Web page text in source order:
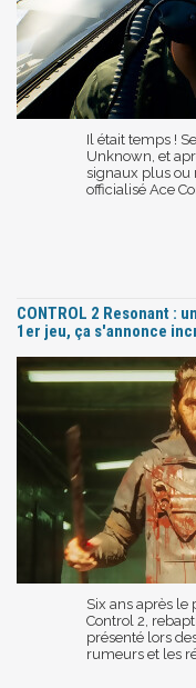
Il était temps !
Unknown, et
signaux plus ou
officialisé Ace
CONTROL 2 Resonant :
1er jeu, ça s'annonce
Six ans après
Control 2,
présenté lors
rumeurs et les